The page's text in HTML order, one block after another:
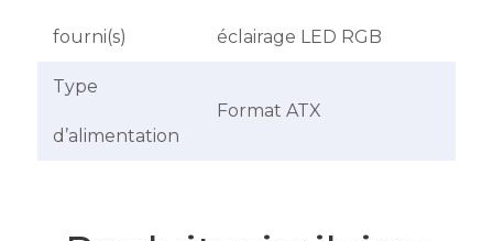
fourni(s) éclairage LED RGB
Type
d’alimentation
Format ATX